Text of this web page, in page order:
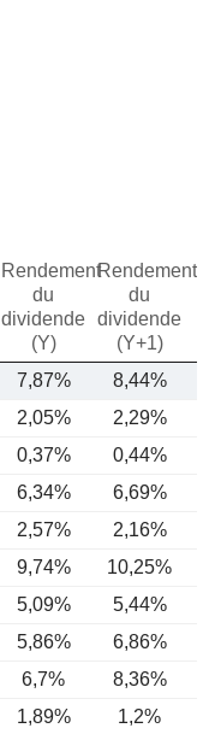
Rendement
du
dividende
(Y)
Rendement
du
dividende
(Y+1)
7,87% 8,44%
2,05% 2,29%
0,37% 0,44%
6,34% 6,69%
2,57% 2,16%
9,74%
10,25%
5,09% 5,44%
5,86%
6,86%
6,7% 8,36%
1,89% 1,2%